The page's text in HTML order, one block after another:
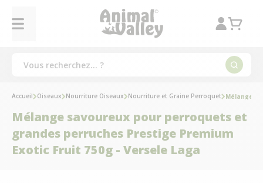
Accueil Oiseaux Nourriture Oiseaux Nourriture et Graine Perroquet Mélange
Mélange savoureux pour perroquets et
grandes perruches Prestige Premium
Exotic Fruit 750g - Versele Laga